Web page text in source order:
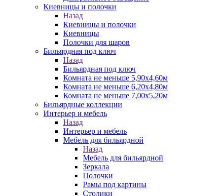
Киевницы и полочки
Назад
Киевницы и полочки
Киевницы
Полочки для шаров
Бильярдная под ключ
Назад
Бильярдная под ключ
Комната не меньше 5,90х4,60м
Комната не меньше 6,20х4,80м
Комната не меньше 7,00х5,20м
Бильярдные коллекции
Интерьер и мебель
Назад
Интерьер и мебель
Мебель для бильярдной
Назад
Мебель для бильярдной
Зеркала
Полочки
Рамы под картины
Столики